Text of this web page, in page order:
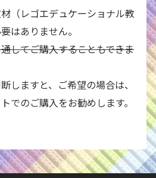
（レゴエデュケーショナル教
はありません。
してご購入することもできま
しますと、ご希望の場合は、
でのご購入をお勧めします。